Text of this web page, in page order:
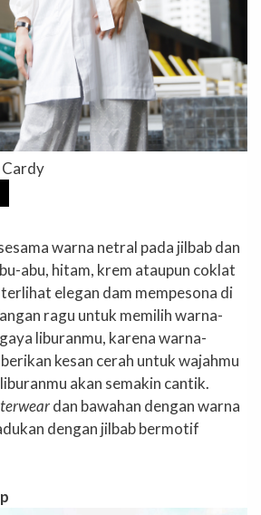
Cardy
warna netral pada jilbab dan
abu, hitam, krem ataupun coklat
elegan dam mempesona di
ragu untuk memilih warna-
liburanmu, karena warna-
kesan cerah untuk wajahmu
akan semakin cantik.
dan bawahan dengan warna
dengan jilbab bermotif